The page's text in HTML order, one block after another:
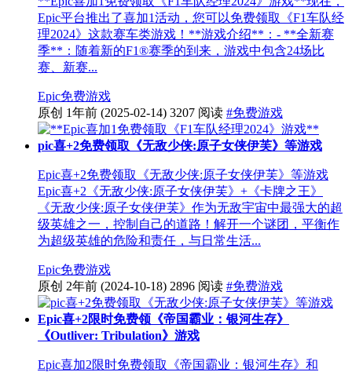
Epic平台推出了喜加1活动，您可以免费领取《F1车队经
理2024》这款赛车类游戏！**游戏介绍**：- **全新赛
季**：随着新的F1®赛季的到来，游戏中包含24场比
赛、新赛...
Epic免费游戏
原创 1年前 (2025-02-14) 3207 阅读 #免费游戏
pic喜+2免费领取《无敌少侠:原子女侠伊芙》等游戏
Epic喜+2免费领取《无敌少侠:原子女侠伊芙》等游戏
Epic喜+2《无敌少侠:原子女侠伊芙》+《卡牌之王》
《无敌少侠:原子女侠伊芙》作为无敌宇宙中最强大的超
级英雄之一，控制自己的道路！解开一个谜团，平衡作
为超级英雄的危险和责任，与日常生活...
Epic免费游戏
原创 2年前 (2024-10-18) 2896 阅读 #免费游戏
Epic喜+2限时免费领《帝国霸业：银河生存》
《Outliver: Tribulation》游戏
Epic喜加2限时免费领取《帝国霸业：银河生存》和